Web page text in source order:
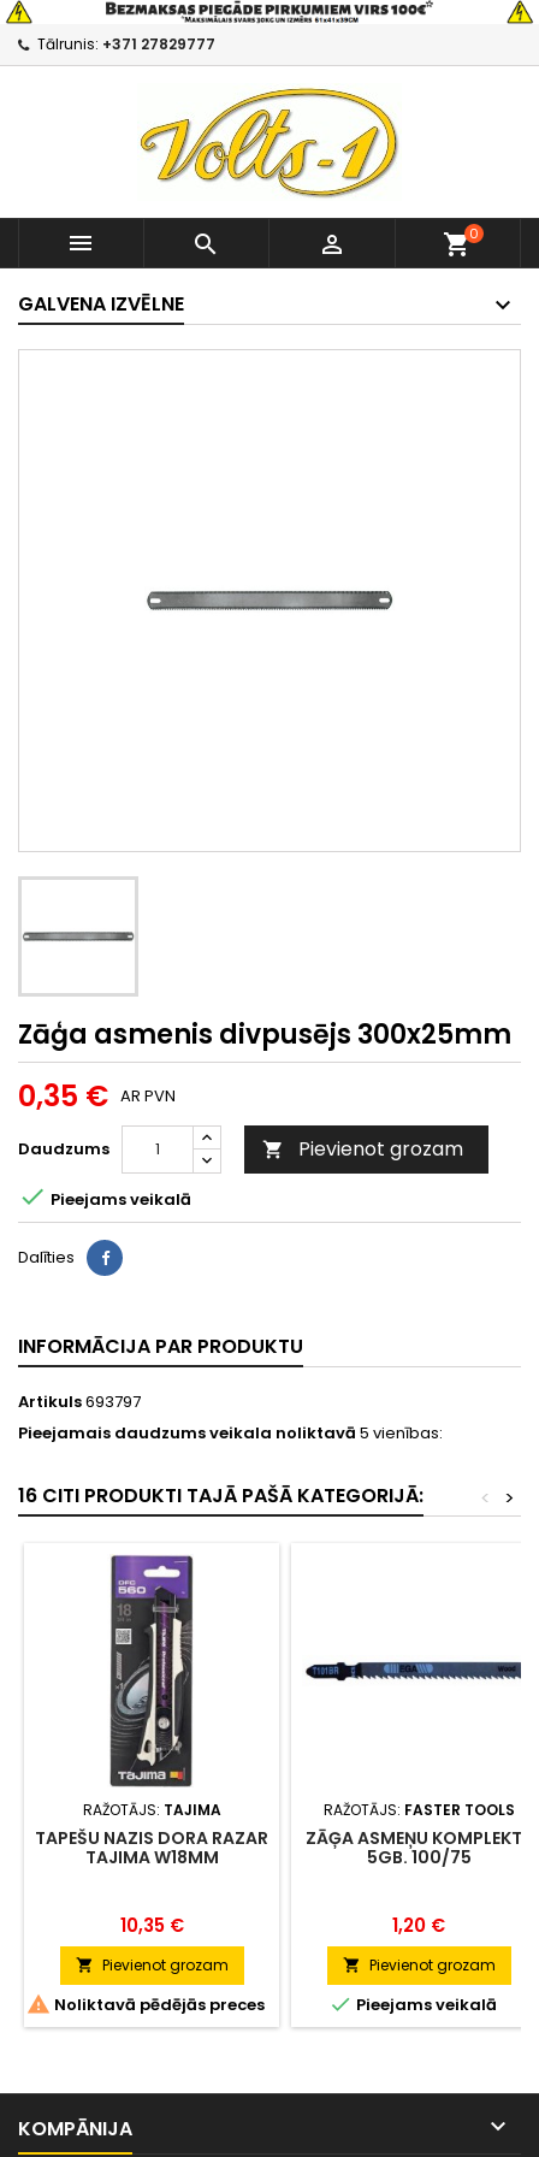
Tālrunis: +371 27829777
   shopping_cart0
GALVENA IZVĒLNE
Zāģa asmenis divpusējs 300x25mm
0,35 € AR PVN
Daudzums  Pievienot grozam
 Pieejams veikalā
Dalīties
INFORMĀCIJA PAR PRODUKTU
Artikuls693797
Pieejamais daudzums veikala noliktavā 5 vienības:
16 CITI PRODUKTI TAJĀ PAŠĀ KATEGORIJĀ: >
<
RAŽOTĀJS: TAJIMA
TAPEŠU NAZIS DORA RAZAR
TAJIMA W18MM
Cena
10,35 €
 Pievienot grozam
 Noliktavā pēdējās preces
RAŽOTĀJS: FASTER TOOLS
ZĀĢA ASMEŅU KOMPLEKTS
5GB. 100/75
Cena
1,20 €
 Pievienot grozam
 Pieejams veikalā
KOMPĀNIJA 